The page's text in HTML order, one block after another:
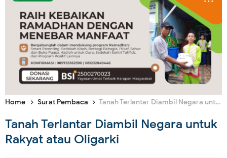
Home Surat Pembaca Tanah Terlantar Diambil Negara untuk Rakyat atau Oligarki
Tanah Terlantar Diambil Negara untuk
Rakyat atau Oligarki